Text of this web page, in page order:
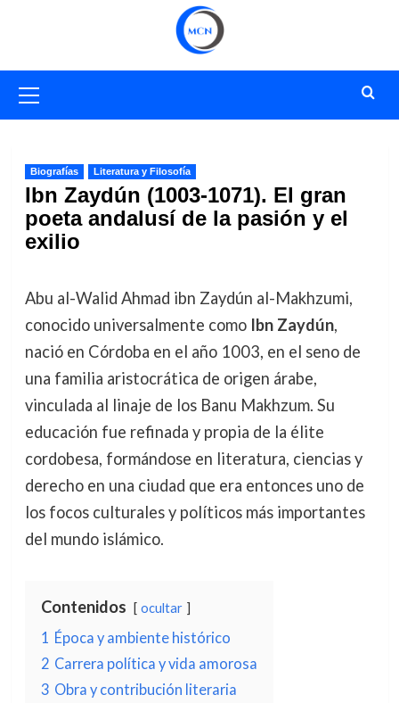
primario
Biografías Literatura y Filosofía
Ibn Zaydún (1003-1071). El gran
poeta andalusí de la pasión y el
exilio
Abu al-Walid Ahmad ibn Zaydún al-Makhzumi,
conocido universalmente como Ibn Zaydún,
nació en Córdoba en el año 1003, en el seno de
una familia aristocrática de origen árabe,
vinculada al linaje de los Banu Makhzum. Su
educación fue refinada y propia de la élite
cordobesa, formándose en literatura, ciencias y
derecho en una ciudad que era entonces uno de
los focos culturales y políticos más importantes
del mundo islámico.
Contenidos ocultar
1 Época y ambiente histórico
2 Carrera política y vida amorosa
3 Obra y contribución literaria